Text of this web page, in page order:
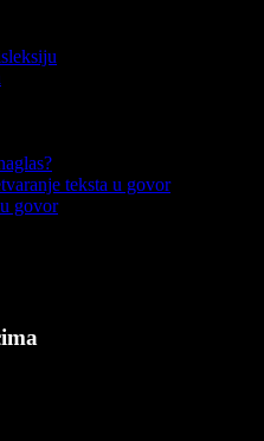
teksta u govor
govor